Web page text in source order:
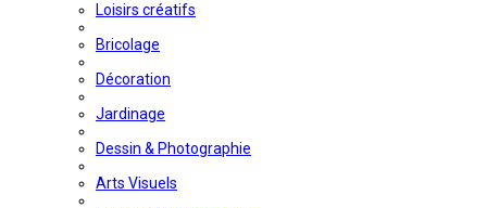
Loisirs créatifs
Bricolage
Décoration
Jardinage
Dessin & Photographie
Arts Visuels